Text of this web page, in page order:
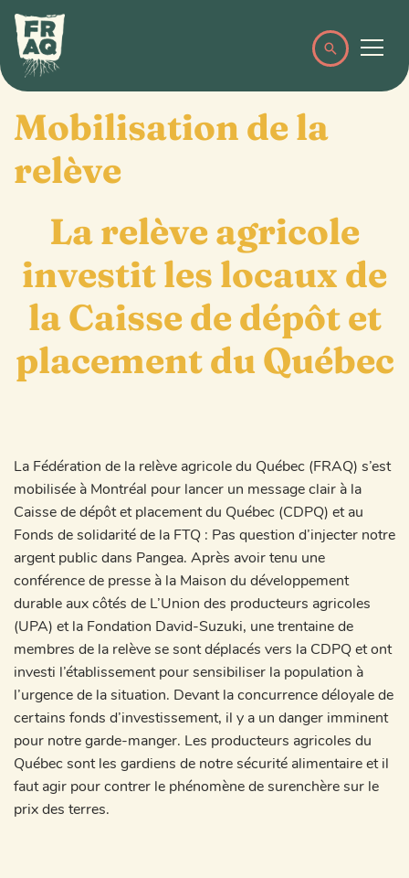
Mobilisation de la
relève
La relève agricole
investit les locaux de
la Caisse de dépôt et
placement du Québec
La Fédération de la relève agricole du Québec (FRAQ) s’est
mobilisée à Montréal pour lancer un message clair à la
Caisse de dépôt et placement du Québec (CDPQ) et au
Fonds de solidarité de la FTQ : Pas question d’injecter notre
argent public dans Pangea. Après avoir tenu une
conférence de presse à la Maison du développement
durable aux côtés de L’Union des producteurs agricoles
(UPA) et la Fondation David-Suzuki, une trentaine de
membres de la relève se sont déplacés vers la CDPQ et ont
investi l’établissement pour sensibiliser la population à
l’urgence de la situation. Devant la concurrence déloyale de
certains fonds d’investissement, il y a un danger imminent
pour notre garde-manger. Les producteurs agricoles du
Québec sont les gardiens de notre sécurité alimentaire et il
faut agir pour contrer le phénomène de surenchère sur le
prix des terres.